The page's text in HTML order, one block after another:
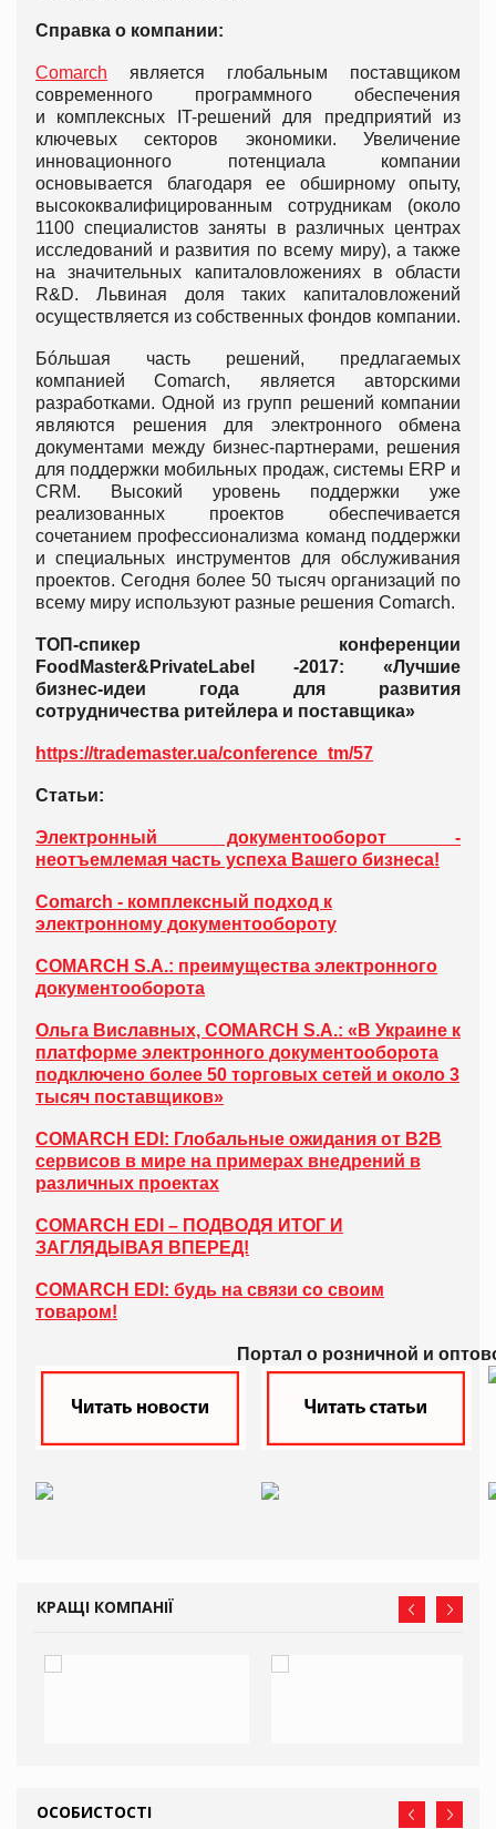
Справка о компании:
Comarch является глобальным поставщиком
современного программного обеспечения
и комплексных IT-решений для предприятий из
ключевых секторов экономики. Увеличение
инновационного потенциала компании
основывается благодаря ее обширному опыту,
высококвалифицированным сотрудникам (около
1100 специалистов заняты в различных центрах
исследований и развития по всему миру), а также
на значительных капиталовложениях в области
R&D. Львиная доля таких капиталовложений
осуществляется из собственных фондов компании.
Бóльшая часть решений, предлагаемых
компанией Comarch, является авторскими
разработками. Одной из групп решений компании
являются решения для электронного обмена
документами между бизнес-партнерами, решения
для поддержки мобильных продаж, системы ERP и
CRM. Высокий уровень поддержки уже
реализованных проектов обеспечивается
сочетанием профессионализма команд поддержки
и специальных инструментов для обслуживания
проектов. Сегодня более 50 тысяч организаций по
всему миру используют разные решения Comarch.
ТОП-спикер конференции
FoodMaster&PrivateLabel -2017: «Лучшие
бизнес-идеи года для развития
сотрудничества ритейлера и поставщика»
https://trademaster.ua/conference_tm/57
Статьи:
Электронный документооборот -
неотъемлемая часть успеха Вашего бизнеса!
Comarch - комплексный подход к
электронному документообороту
COMARCH S.A.: преимущества электронного
документооборота
Ольга Виславных, COMARCH S.A.: «В Украине к
платформе электронного документооборота
подключено более 50 торговых сетей и около 3
тысяч поставщиков»
COMARCH EDI: Глобальные ожидания от B2B
сервисов в мире на примерах внедрений в
различных проектах
COMARCH EDI – ПОДВОДЯ ИТОГ И
ЗАГЛЯДЫВАЯ ВПЕРЕД!
COMARCH EDI: будь на связи со своим
товаром!
Портал о розничной и
КРАЩІ КОМПАНІЇ
ОСОБИСТОСТІ